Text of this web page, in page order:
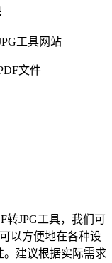
工具网站
文件
转JPG工具，我们可
以方便地在各种设
建议根据实际需求